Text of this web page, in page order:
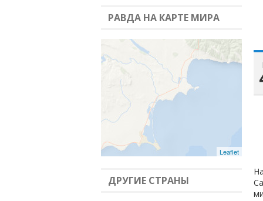
РАВДА НА КАРТЕ МИРА
Leaflet
ДРУГИЕ СТРАНЫ